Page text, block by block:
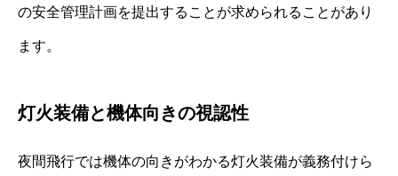
の安全管理計画を提出することが求められることがあり
ます。
灯火装備と機体向きの視認性
夜間飛行では機体の向きがわかる灯火装備が義務付けら